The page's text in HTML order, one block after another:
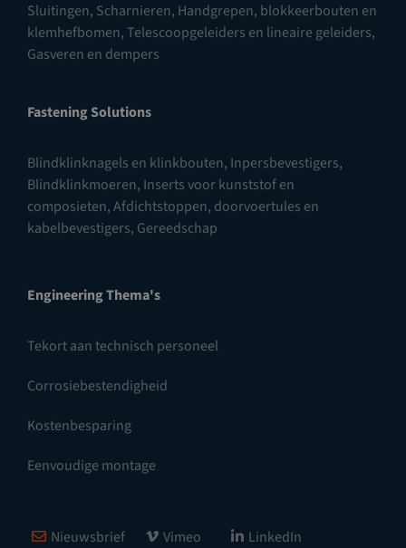
Sluitingen, Scharnieren, Handgrepen, blokkeerbouten en
klemhefbomen,Telescoopgeleiders en lineaire geleiders,
Gasveren en dempers
Fastening Solutions
Blindklinknagels en klinkbouten, Inpersbevestigers,
Blindklinkmoeren, Inserts voor kunststof en
composieten,Afdichtstoppen, doorvoertules en
kabelbevestigers, Gereedschap
Engineering Thema's
Tekort aan technisch personeel
Corrosiebestendigheid
Kostenbesparing
Eenvoudige montage
Nieuwsbrief Vimeo LinkedIn